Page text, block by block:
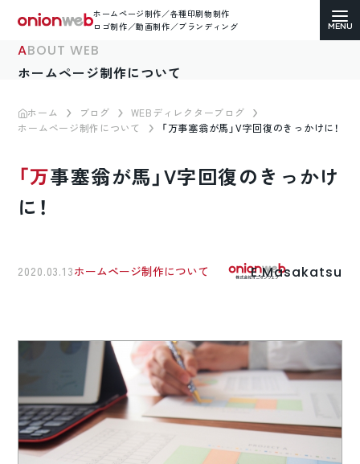
ホームページ制作／各種印刷物制作
ロゴ制作／動画制作／ブランディング
ホームページ制作
コーポレートサイト
ロゴマーク制作
ブランディング
ABOUT WEB
ホームページ制作について
ホーム ブログ
WEBディレクターブログ
ホームページ制作について
「万事塞翁が馬」V字回復のきっかけに！
「万事塞翁が馬」V字回復のきっかけ
に！
2020.03.13 ホームページ制作について E.Masakatsu